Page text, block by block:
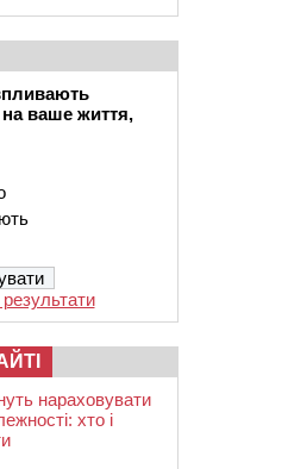
на ваше життя,
нараховувати
хто і